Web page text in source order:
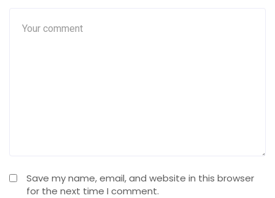
Save my name, email, and website in this browser
for the next time I comment.